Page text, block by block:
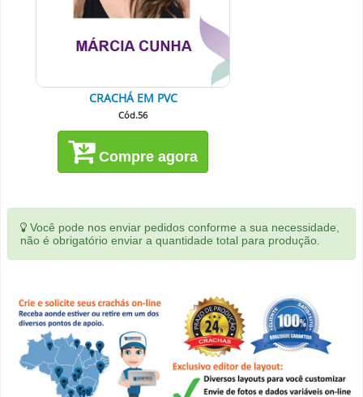
CRACHÁ EM PVC
Cód.56
Compre agora
Você pode nos enviar pedidos conforme a sua necessidade,
não é obrigatório enviar a quantidade total para produção.